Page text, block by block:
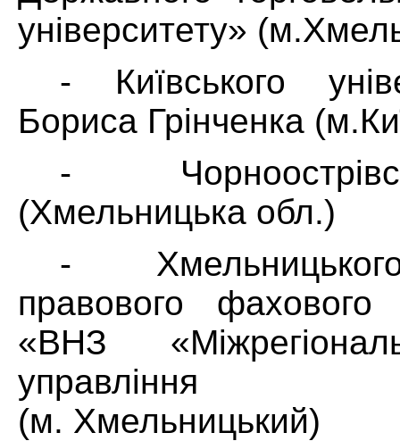
університету»
- Київського
Бориса Грінченка
-
(Хмельницька обл.)
-
правового
«ВНЗ
управління
(м. Хмельницький)